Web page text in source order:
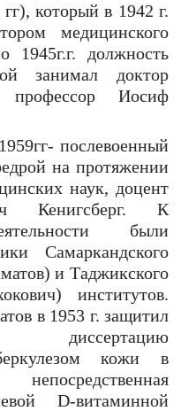
который в 1942 г.
медицинского
1945г.г. должность
занимал доктор
профессор Иосиф
послевоенный
на протяжении
наук, доцент
Кенигсберг. К
были
Самаркандского
и Таджикского
институтов.
в 1953 г. защитил
диссертацию
кожи в
D-витаминной